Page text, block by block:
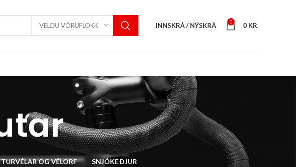
VELDU VÖRUFLOKK INNSKRÁ / NÝSKRÁ 0 0 KR.
OG VÉLORF
SNJÓKEÐJUR